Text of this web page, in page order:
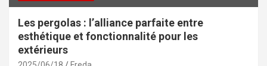
Les pergolas : l’alliance parfaite entre
esthétique et fonctionnalité pour les
extérieurs